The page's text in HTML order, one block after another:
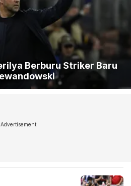
Berburu Striker Baru
Advertisement